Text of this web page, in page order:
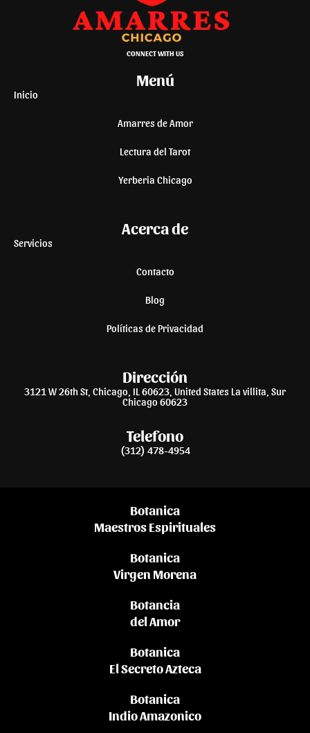
CONNECT WITH US
Menú
Inicio
Amarres de Amor
Lectura del Tarot
Yerberia Chicago
Acerca de
Servicios
Contacto
Blog
Políticas de Privacidad
Dirección
3121 W 26th St, Chicago, IL 60623, United States La villita, Sur
Chicago 60623
Telefono
(312) 478-4954
Botanica
Maestros Espirituales
Botanica
Virgen Morena
Botancia
del Amor
Botanica
El Secreto Azteca
Botanica
Indio Amazonico